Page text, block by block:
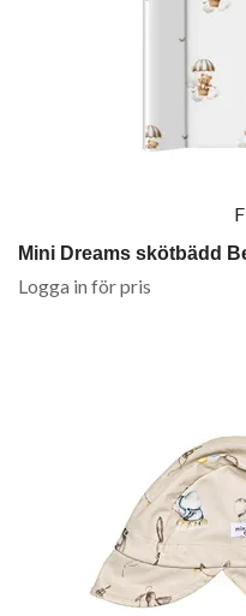
Mini Dreams skötbädd
Logga in för pris